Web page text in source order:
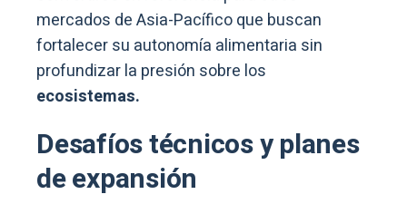
mercados de Asia-Pacífico que buscan
fortalecer su autonomía alimentaria sin
profundizar la presión sobre los
ecosistemas.
Desafíos técnicos y planes
de expansión